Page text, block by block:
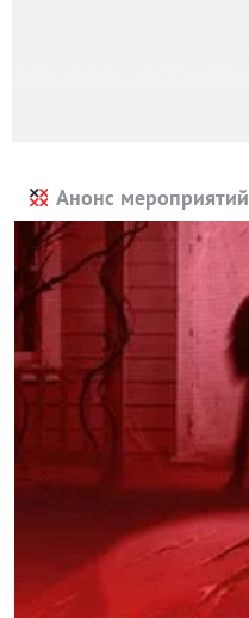
Анонс мероприятий